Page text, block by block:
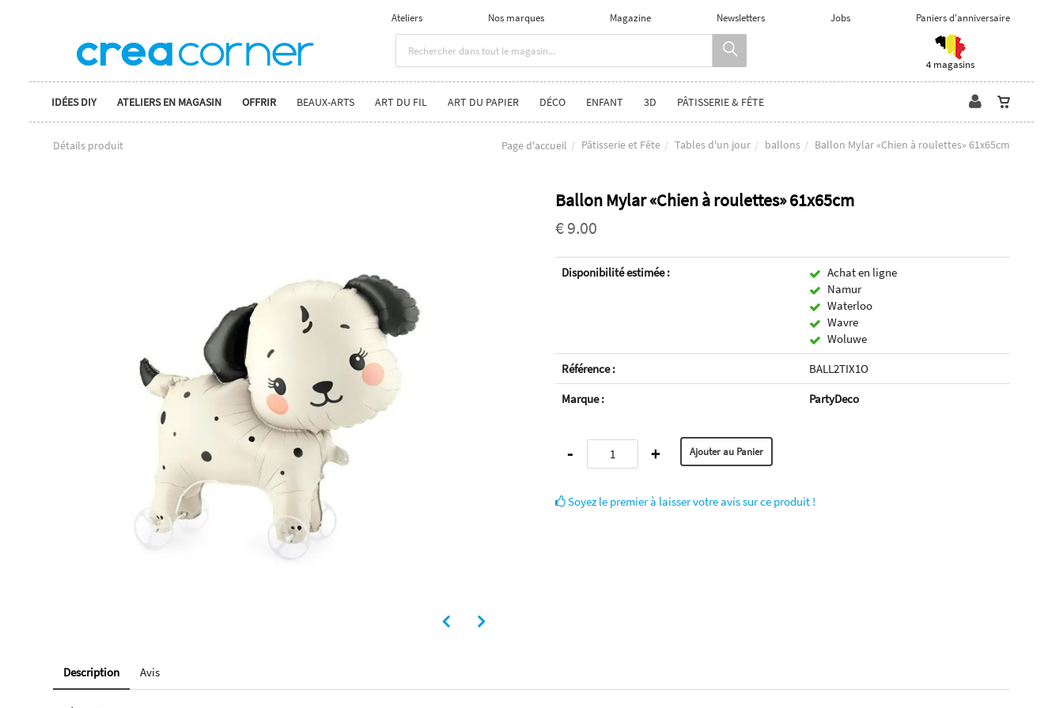
Ateliers Nos marques Magazine Newsletters Jobs Paniers d'anniversaire
4 magasins
IDÉES DIY ATELIERS EN MAGASIN OFFRIR BEAUX-ARTS ART DU FIL ART DU PAPIER DÉCO ENFANT 3D PÂTISSERIE & FÊTE
Détails produit Page d'accueil Pâtisserie et Fête Tables d'un jour ballons Ballon Mylar «Chien à roulettes» 61x65cm
Ballon Mylar «Chien à roulettes» 61x65cm
€ 9.00
Disponibilité estimée :
Achat en ligne
Namur
Waterloo
Wavre
Woluwe
Référence :
BALL2TIX1O
Marque :
PartyDeco
- +
Soyez le premier à laisser votre avis sur ce produit !
Description Avis